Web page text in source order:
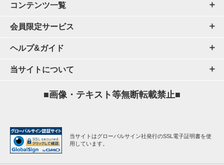
コンテンツ一覧
会員限定サービス
ヘルプ&ガイド
当サイトについて
■画像・テキスト等無断転載禁止■
当サイトはグローバルサイン社発行のSSL電子証明書を使
用しています。